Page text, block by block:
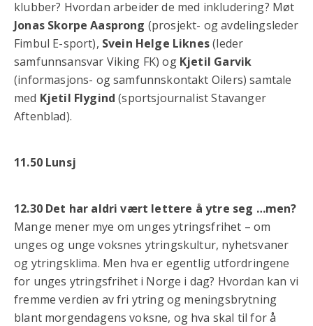
klubber? Hvordan arbeider de med inkludering? Møt
Jonas Skorpe Aasprong (prosjekt- og avdelingsleder
Fimbul E-sport), Svein Helge Liknes(leder
samfunnsansvar Viking FK) og Kjetil Garvik
(informasjons- og samfunnskontakt Oilers) samtale
med Kjetil Flygind (sportsjournalist Stavanger
Aftenblad).
11.50 Lunsj
12.30 Det har aldri vært lettere å ytre seg …men?
Mange mener mye om unges ytringsfrihet – om
unges og unge voksnes ytringskultur, nyhetsvaner
og ytringsklima. Men hva er egentlig utfordringene
for unges ytringsfrihet i Norge i dag? Hvordan kan vi
fremme verdien av fri ytring og meningsbrytning
blant morgendagens voksne, og hva skal til for å